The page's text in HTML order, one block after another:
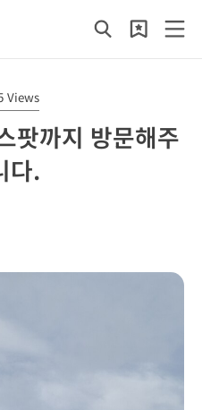
Views
팟까지 방문해주
다.